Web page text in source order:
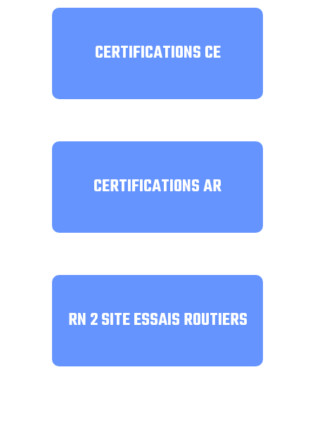
CERTIFICATIONS CE
CERTIFICATIONS AR
RN 2 SITE ESSAIS ROUTIERS